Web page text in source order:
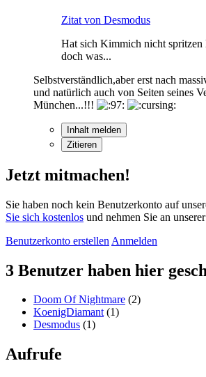
Zitat von Desmodus
Hat sich Kimmich nicht spritzen
doch was...
Selbstverständlich,aber erst nach
und natürlich auch von Seiten seines
München...!!!
Inhalt melden
Zitieren
Jetzt mitmachen!
Sie haben noch kein Benutzerkonto auf
Sie sich kostenlos und nehmen Sie an
Benutzerkonto erstellen Anmelden
3 Benutzer haben hier
Doom Of Nightmare (2)
KoenigDiamant(1)
Desmodus (1)
Aufrufe